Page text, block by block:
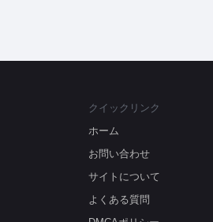
クイックリンク
ホーム
お問い合わせ
サイトについて
よくある質問